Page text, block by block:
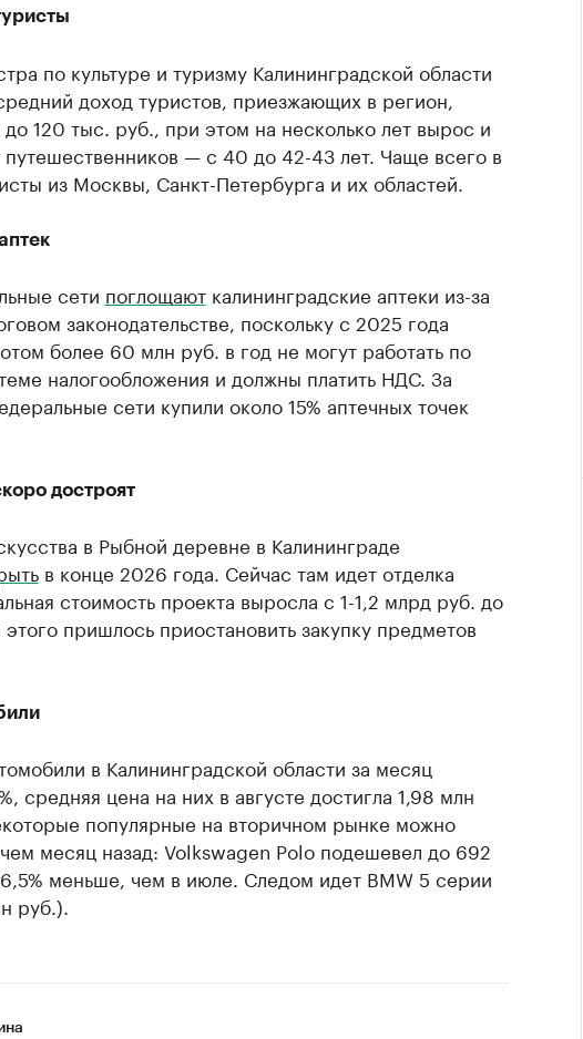
по культуре и туризму Калининградской области
доход туристов, приезжающих в регион,
120 тыс. руб., при этом на несколько лет вырос и
путешественников — с 40 до 42-43 лет. Чаще всего в
из Москвы, Санкт-Петербурга и их областей.
сети поглощаюткалининградские аптеки из-за
законодательстве, поскольку с 2025 года
более 60 млн руб. в год не могут работать по
налогообложения и должны платить НДС. За
сети купили около 15% аптечных точек
достроят
в Рыбной деревне в Калининграде
в конце 2026 года. Сейчас там идет отделка
стоимость проекта выросла с 1-1,2 млрд руб. до
пришлось приостановить закупку предметов
в Калининградской области за месяц
средняя цена на них в августе достигла 1,98 млн
популярные на вторичном рынке можно
месяц назад: Volkswagen Polo подешевел до 692
меньше, чем в июле. Следом идет BMW 5 серии
руб.).